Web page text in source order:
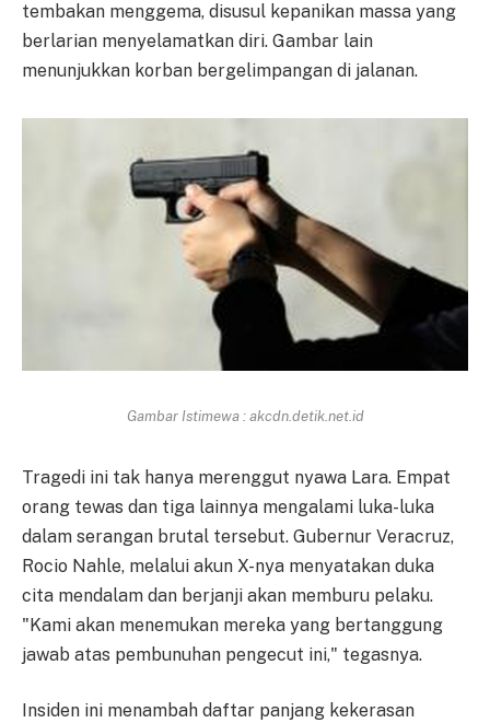
tembakan menggema, disusul kepanikan massa yang
berlarian menyelamatkan diri. Gambar lain
menunjukkan korban bergelimpangan di jalanan.
Gambar Istimewa : akcdn.detik.net.id
Tragedi ini tak hanya merenggut nyawa Lara. Empat
orang tewas dan tiga lainnya mengalami luka-luka
dalam serangan brutal tersebut. Gubernur Veracruz,
Rocio Nahle, melalui akun X-nya menyatakan duka
cita mendalam dan berjanji akan memburu pelaku.
"Kami akan menemukan mereka yang bertanggung
jawab atas pembunuhan pengecut ini," tegasnya.
Insiden ini menambah daftar panjang kekerasan